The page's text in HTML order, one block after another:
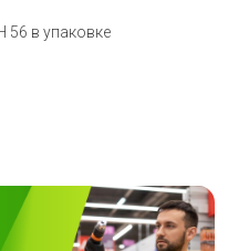
56 в упаковке